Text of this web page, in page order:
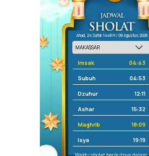
Ahad, 24 Safar 1448 H / 09 Agustus 2026
Imsak 04:43
Subuh 04:53
Dzuhur 12:11
Ashar 15:32
Maghrib 18:09
Isya 19:19